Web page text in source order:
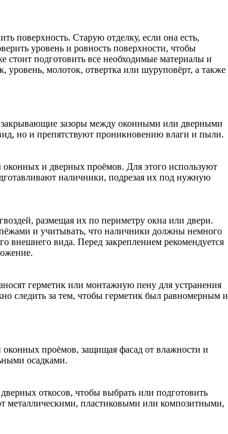
поверхность. Старую отделку, если она есть,
уровень и ровность поверхности, чтобы
стоит подготовить все необходимые материалы и
молоток, отвертка или шуруповёрт, а также
зазоры между оконными или дверными
но и препятствуют проникновению влаги и пыли.
и дверных проёмов. Для этого используют
наличники, подрезая их под нужную
размещая их по периметру окна или двери.
и учитывать, что наличники должны немного
внешнего вида. Перед закреплением рекомендуется
герметик или монтажную пену для устранения
следить за тем, чтобы герметик был равномерным и
проёмов, защищая фасад от влажности и
осадками.
откосов, чтобы выбрать или подготовить
металлическими, пластиковыми или композитными,